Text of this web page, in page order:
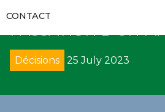
APPELS D’OFFRES
FORMATIONS
CODES DES MARCHÉS
DÉCRETS
RECOURS
DÉNONCIATION
VIDÉOS
CONTACT
ANNULE UNE
PASSATION D’UN
Décisions 25 July 2023